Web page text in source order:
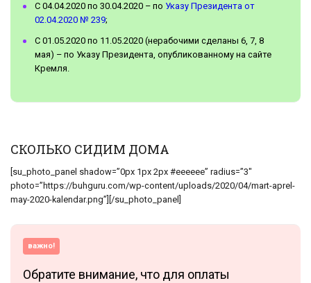
С 04.04.2020 по 30.04.2020 – по Указу Президента от
02.04.2020 № 239;
С 01.05.2020 по 11.05.2020 (нерабочими сделаны 6, 7, 8
мая) – по Указу Президента, опубликованному на сайте
Кремля.
СКОЛЬКО СИДИМ ДОМА
[su_photo_panel shadow=”0px 1px 2px #eeeeee” radius=”3″
photo=”https://buhguru.com/wp-content/uploads/2020/04/mart-aprel-
may-2020-kalendar.png”][/su_photo_panel]
важно!
Обратите внимание, что для оплаты